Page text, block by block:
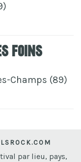
foins
Champs (89)
par lieu, pays,